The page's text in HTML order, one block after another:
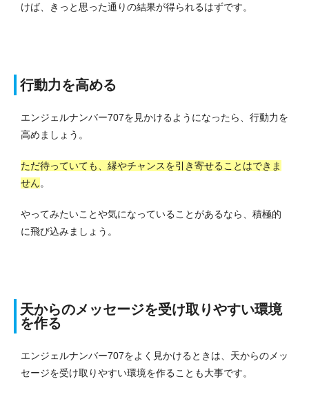
けば、きっと思った通りの結果が得られるはずです。
行動力を高める
エンジェルナンバー707を見かけるようになったら、行動力を
高めましょう。
ただ待っていても、縁やチャンスを引き寄せることはできま
せん。
やってみたいことや気になっていることがあるなら、積極的
に飛び込みましょう。
天からのメッセージを受け取りやすい環境
を作る
エンジェルナンバー707をよく見かけるときは、天からのメッ
セージを受け取りやすい環境を作ることも大事です。